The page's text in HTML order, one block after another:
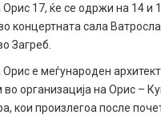
17, ќе се одржи на 14 и
концертната сала
Загреб.
е меѓународен
организација на Орис –
кои произлегоа после